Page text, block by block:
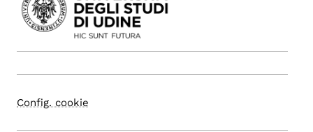
Config. cookie